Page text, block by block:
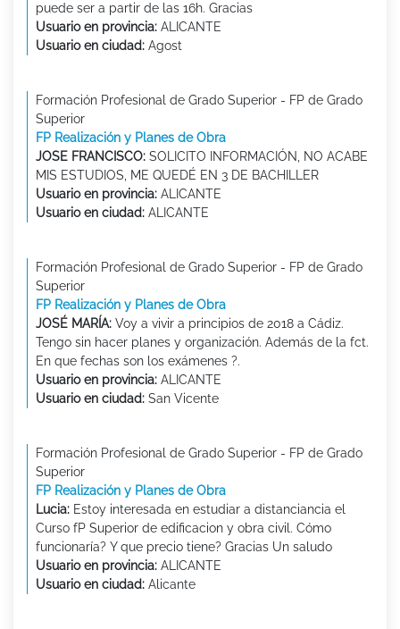
puede ser a partir de las 16h. Gracias
Usuario en provincia: ALICANTE
Usuario en ciudad: Agost
Formación Profesional de Grado Superior - FP de Grado
Superior
FP Realización y Planes de Obra
JOSE FRANCISCO: SOLICITO INFORMACIÓN, NO ACABE
MIS ESTUDIOS, ME QUEDÉ EN 3 DE BACHILLER
Usuario en provincia: ALICANTE
Usuario en ciudad: ALICANTE
Formación Profesional de Grado Superior - FP de Grado
Superior
FP Realización y Planes de Obra
JOSÉ MARÍA: Voy a vivir a principios de 2018 a Cádiz.
Tengo sin hacer planes y organización. Además de la fct.
En que fechas son los exámenes ?.
Usuario en provincia: ALICANTE
Usuario en ciudad: San Vicente
Formación Profesional de Grado Superior - FP de Grado
Superior
FP Realización y Planes de Obra
Lucia: Estoy interesada en estudiar a distanciancia el
Curso fP Superior de edificacion y obra civil. Cómo
funcionaría? Y que precio tiene? Gracias Un saludo
Usuario en provincia: ALICANTE
Usuario en ciudad: Alicante